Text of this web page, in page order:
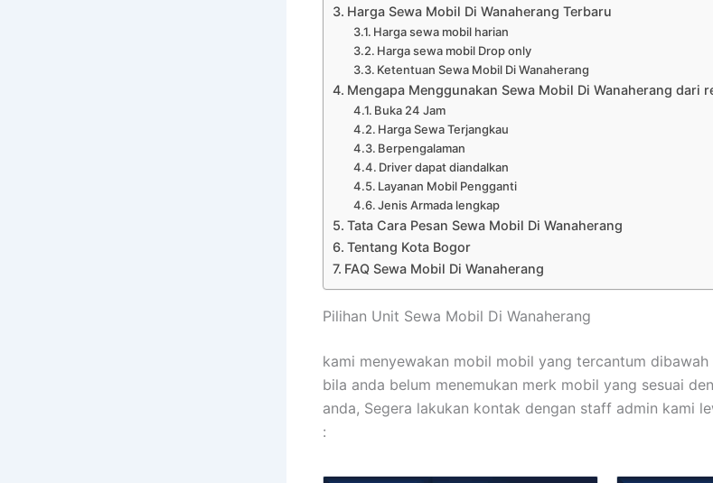
Harga Sewa Mobil Di Wanaherang Terbaru
Harga sewa mobil harian
Harga sewa mobil Drop only
Ketentuan Sewa Mobil Di Wanaherang
Mengapa Menggunakan Sewa Mobil Di Wanaherang dari
Buka 24 Jam
Harga Sewa Terjangkau
Berpengalaman
Driver dapat diandalkan
Layanan Mobil Pengganti
Jenis Armada lengkap
Tata Cara Pesan Sewa Mobil Di Wanaherang
Tentang Kota Bogor
FAQ Sewa Mobil Di Wanaherang
Pilihan Unit Sewa Mobil Di Wanaherang
kami menyewakan mobil mobil yang tercantum dibawah
bila anda belum menemukan merk mobil yang sesuai
anda, Segera lakukan kontak dengan staff admin kami
: